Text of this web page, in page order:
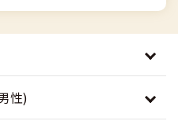
？
ンター)
込
性)